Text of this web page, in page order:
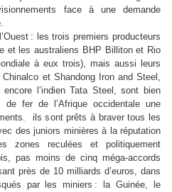
face à une demande
: les trois premiers producteurs
et les australiens BHP Billiton et Rio
à eux trois), mais aussi leurs
et Shandong Iron and Steel,
l’indien Tata Steel, sont bien
fer de l’Afrique occidentale une
ils sont prêts à braver tous les
des juniors minières à la réputation
zones reculées et politiquement
pas moins de cinq méga-accords
près de 10 milliards d’euros, dans
par les miniers : la Guinée, le